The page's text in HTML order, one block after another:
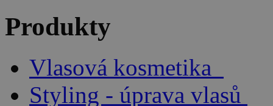
Produkty
Vlasová kosmetika
Styling - úprava vlasů